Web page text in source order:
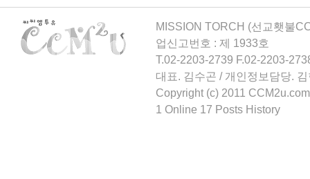
MISSION TORCH (선교횃불
업신고번호 : 제 1933호
T.02-2203-2739 F.02-2203-
대표. 김수곤 / 개인정보담당.
Copyright (c) 2011
1 Online 17 Posts History